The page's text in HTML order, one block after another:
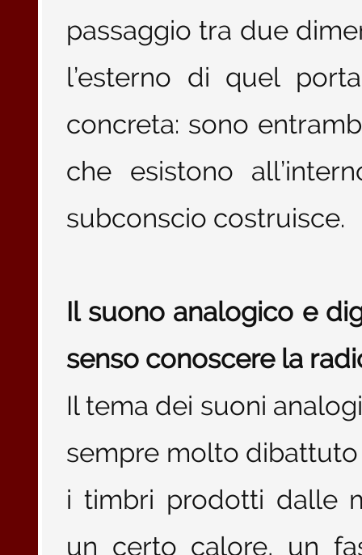
passaggio tra due
l’esterno di quel
concreta: sono
che esistono
subconscio costruisce.
Il suono analogico e
senso conoscere la
Il tema dei suoni
sempre molto
i timbri prodotti dalle
un certo calore, un